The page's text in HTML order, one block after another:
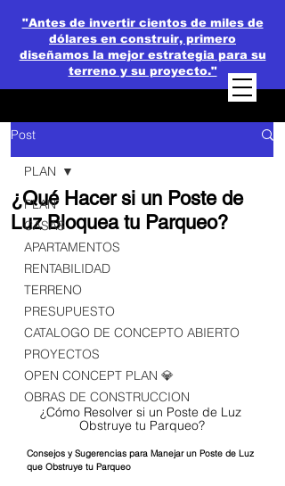
"Antes de invertir cientos de miles de
dólares en construir, primero
diseñamos la mejor estrategia para su
terreno y su proyecto."
Post
PLAN
CASAS
APARTAMENTOS
RENTABILIDAD
TERRENO
PRESUPUESTO
CATALOGO DE CONCEPTO ABIERTO
PROYECTOS
OPEN CONCEPT PLAN 💎
OBRAS DE CONSTRUCCION
PLAN
¿Qué Hacer si un Poste de
Luz Bloquea tu Parqueo?
¿Cómo Resolver si un Poste de Luz
Obstruye tu Parqueo?
Consejos y Sugerencias para Manejar un Poste de Luz
que Obstruye tu Parqueo